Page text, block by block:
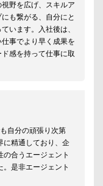
野を広げ、スキルア
も繋がる、自分にと
います。入社後は、
事でより早く成果を
感を持って仕事に取
自分の頑張り次第
に精通しており、企
合うエージェント
是非エージェント